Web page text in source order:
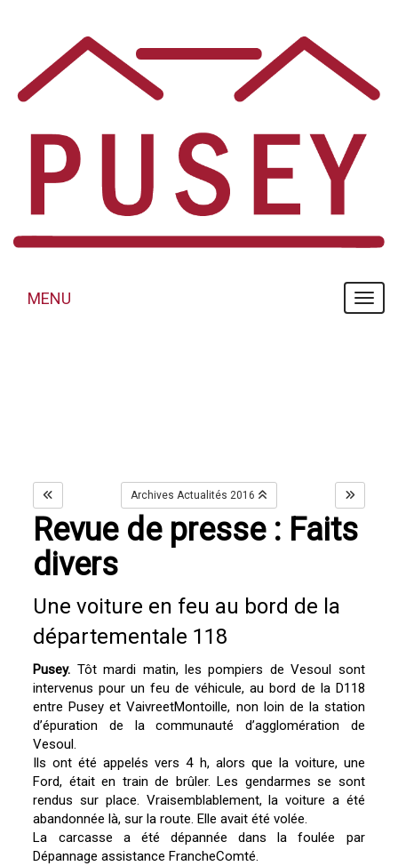
MENU
MENU
Archives Actualités 2016
Revue de presse : Faits
divers
Une voiture en feu au bord de la
départementale 118
Pusey. Tôt mardi matin, les pompiers de Vesoul sont
intervenus pour un feu de véhicule, au bord de la D118
entre Pusey et VaivreetMontoille, non loin de la station
d’épuration de la communauté d’agglomération de
Vesoul.
Ils ont été appelés vers 4 h, alors que la voiture, une
Ford, était en train de brûler. Les gendarmes se sont
rendus sur place. Vraisemblablement, la voiture a été
abandonnée là, sur la route. Elle avait été volée.
La carcasse a été dépannée dans la foulée par
Dépannage assistance FrancheComté.